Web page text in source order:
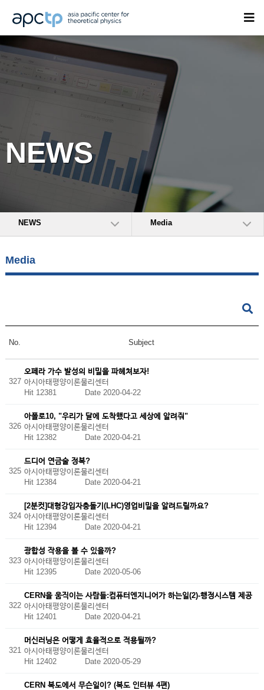
NEWS
NEWS Media
Media
No. Subject
327
오페라 가수 발성의 비밀을 파헤쳐보자!
아시아태평양이론물리센터
Hit 12381 Date 2020-04-22
326
아폴로10, "우리가 달에 도착했다고 세상에 알려줘"
아시아태평양이론물리센터
Hit 12382 Date 2020-04-21
325
드디어 연금술 정복?
아시아태평양이론물리센터
Hit 12384 Date 2020-04-21
324
[2분컷]대형강입자충돌기(LHC)영업비밀을 알려드릴까요?
아시아태평양이론물리센터
Hit 12394 Date 2020-04-21
323
광합성 작용을 볼 수 있을까?
아시아태평양이론물리센터
Hit 12395 Date 2020-05-06
322
CERN을 움직이는 사람들:컴퓨터엔지니어가 하는일(2)-행정시스템 제공
아시아태평양이론물리센터
Hit 12401 Date 2020-04-21
321
머신러닝은 어떻게 효율적으로 적용될까?
아시아태평양이론물리센터
Hit 12402 Date 2020-05-29
CERN 복도에서 무슨일이? (복도 인터뷰 4편)